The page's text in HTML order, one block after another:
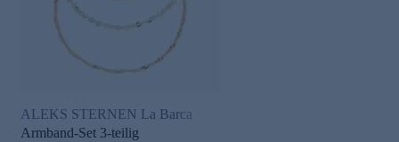
ALEKS STERNEN La Barca
Armband-Set 3-teilig